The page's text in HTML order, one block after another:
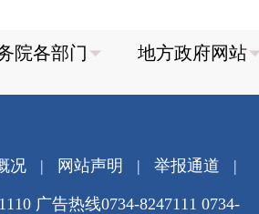
况| 网站声明 | 举报通道 |
广告热线0734-8247111 0734-